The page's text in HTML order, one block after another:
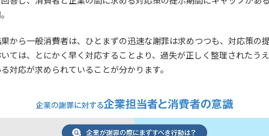
から一般消費者は、ひとまずの迅速な謝罪は求めつつも、対応策の
ては、とにかく早く対応することより、過失が正しく整理されたう
対応が求められていることが分かります。